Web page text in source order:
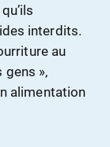
interdits.
au
gens »,
alimentation